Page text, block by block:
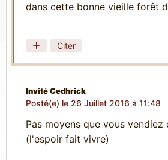
dans cette bonne vieille forêt
Citer
Invité Cedhrick
Posté(e) le 26 Juillet 2016 à 11:48
Pas moyens que vous vendiez
(l'espoir fait vivre)